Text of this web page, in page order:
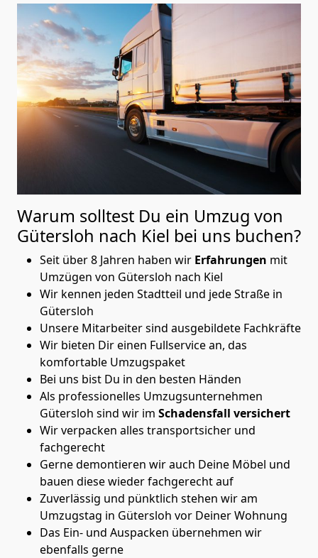
Warum solltest Du ein Umzug von
Gütersloh nach Kiel bei uns buchen?
Seit über 8 Jahren haben wir Erfahrungen mit
Umzügen von Gütersloh nach Kiel
Wir kennen jeden Stadtteil und jede Straße in
Gütersloh
Unsere Mitarbeiter sind ausgebildete Fachkräfte
Wir bieten Dir einen Fullservice an, das
komfortable Umzugspaket
Bei uns bist Du in den besten Händen
Als professionelles Umzugsunternehmen
Gütersloh sind wir im Schadensfall versichert
Wir verpacken alles transportsicher und
fachgerecht
Gerne demontieren wir auch Deine Möbel und
bauen diese wieder fachgerecht auf
Zuverlässig und pünktlich stehen wir am
Umzugstag in Gütersloh vor Deiner Wohnung
Das Ein- und Auspacken übernehmen wir
ebenfalls gerne